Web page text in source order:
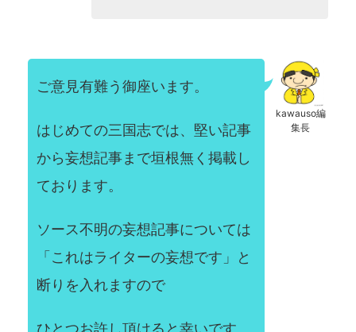
kawauso編
集長
ご意見有難う御座います。
はじめての三国志では、堅い記事
から妄想記事まで垣根無く掲載し
ております。
ソース不明の妄想記事については
「これはライターの妄想です」と
断りを入れますので